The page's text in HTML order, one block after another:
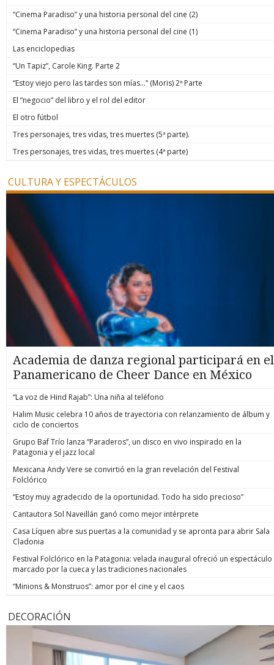
“Cinema Paradiso” y una historia personal del cine (2)
“Cinema Paradiso” y una historia personal del cine (1)
Las enciclopedias
“Un Tapiz”, Carole King. Parte 2
“Estoy viejo pero las tardes son mías…” (Moris) 2ª Parte
El “negocio” del libro y el rol del editor
El otro fútbol
Tres personajes, tres vidas, tres muertes (5ª parte).
Tres personajes, tres vidas, tres muertes (4ª parte)
CULTURA Y ESPECTÁCULOS
Academia de danza regional participará en el
Panamericano de Cheer Dance en México
“La voz de Hind Rajab”: Una niña al teléfono
Halim Music celebra 10 años de trayectoria con relanzamiento de álbum y
ciclo de conciertos
Grupo Baf Trío lanza “Paraderos”, un disco en vivo inspirado en la
Patagonia y el jazz local
Mexicana Andy Vere se convirtió en la gran revelación del Festival
Folclórico
“Estoy muy agradecido de la oportunidad. Todo ha sido precioso”
Cantautora Sol Naveillán ganó como mejor intérprete
Casa Líquen abre sus puertas a la comunidad y se apronta para abrir Sala
Cladonia
Festival Folclórico en la Patagonia: velada inaugural ofreció un espectáculo
marcado por la cueca y las tradiciones nacionales
“Minions & Monstruos”: amor por el cine y el caos
DECORACIÓN